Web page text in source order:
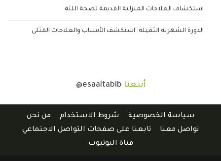
استكشاف العلاجات المنزلية القديمة لصحة اللثة
الدورة الشهرية الثقيلة: استكشف الأسباب والعلاجات المثلى
أتبعنا @esaaltabib
سياسة الخصوصية شروط الاستخدام
من نحن
تواصل معنا
تابعنا على صفحات التواصل الاجتماعي
قناة اليوتيوب